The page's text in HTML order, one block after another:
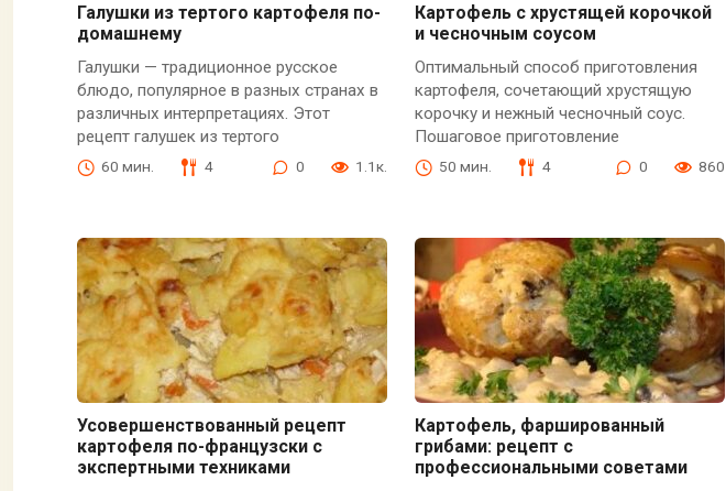
Галушки из тертого картофеля по-
домашнему
Галушки — традиционное русское
блюдо, популярное в разных странах в
различных интерпретациях. Этот
рецепт галушек из тертого
60 мин. 4 0 1.1к.
Картофель с хрустящей корочкой
и чесночным соусом
Оптимальный способ приготовления
картофеля, сочетающий хрустящую
корочку и нежный чесночный соус.
Пошаговое приготовление
50 мин. 4 0 860
Усовершенствованный рецепт
картофеля по-французски с
экспертными техниками
Картофель, фаршированный
грибами: рецепт с
профессиональными советами